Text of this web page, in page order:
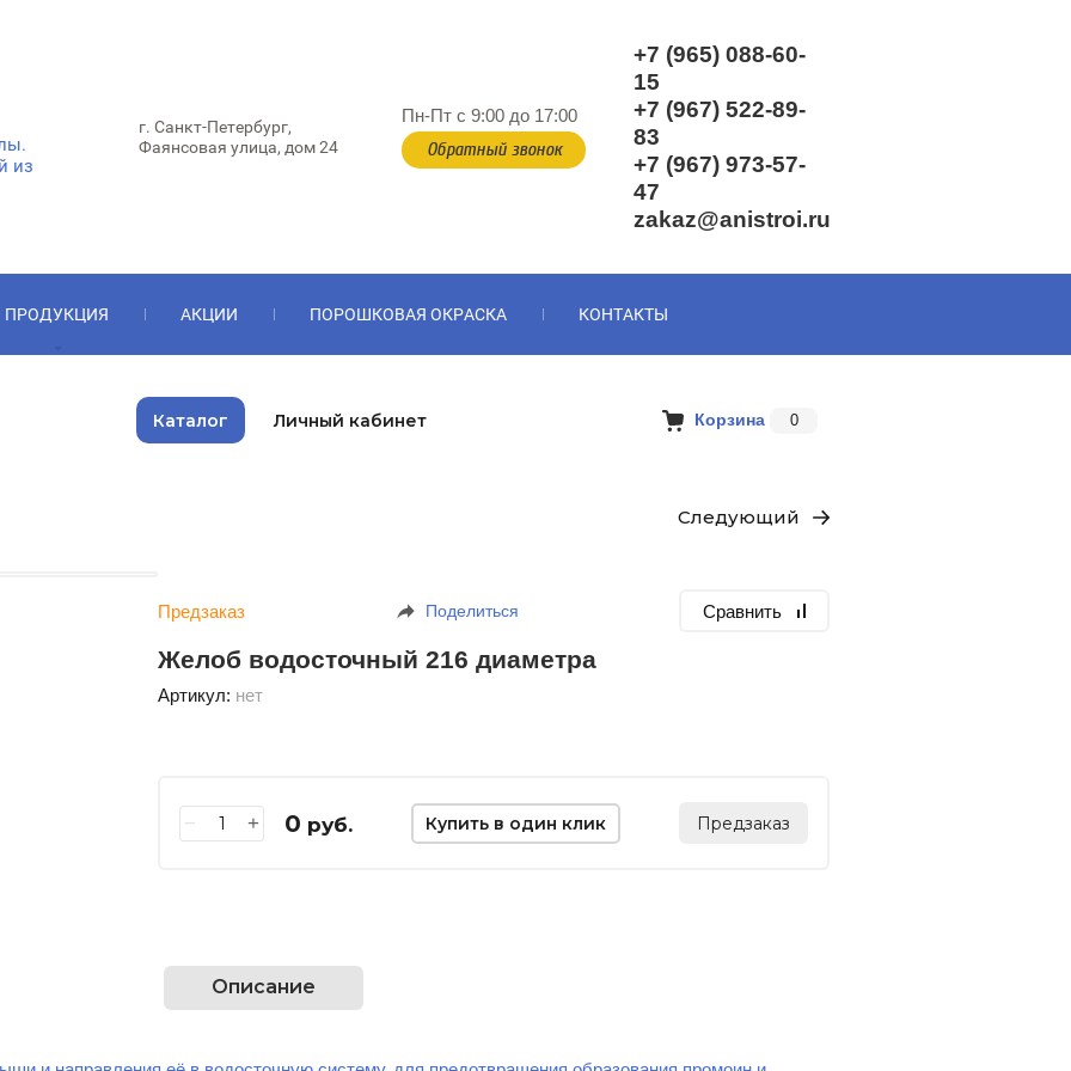
из
г. Санкт-Петербург,
Фаянсовая улица, дом 24
Пн-Пт с 9:00 до 17:00
Обратный звонок
+7 (965) 088-60-
15
+7 (967) 522-89-
83
+7 (967) 973-57-
47
zakaz@anistroi.ru
ПРОДУКЦИЯ АКЦИИ ПОРОШКОВАЯ ОКРАСКА КОНТАКТЫ
Каталог Личный кабинет Корзина 0
Следующий
Предзаказ Поделиться Сравнить
Желоб водосточный 216 диаметра
Артикул: нет
− + 0 руб. Предзаказ
Купить в один клик
Описание